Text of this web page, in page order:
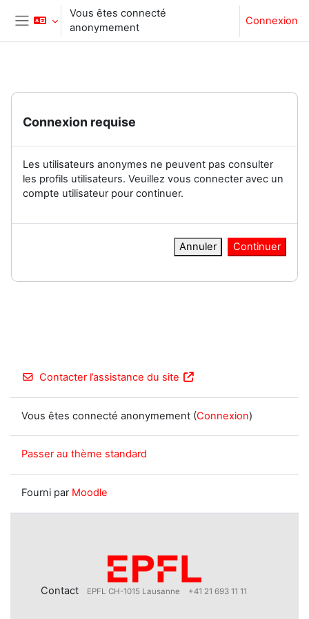
Passer au contenu principal
Panneau latéral
Vous êtes connecté
anonymement
Connexion
Connexion requise
Les utilisateurs anonymes ne peuvent pas consulter
les profils utilisateurs. Veuillez vous connecter avec un
compte utilisateur pour continuer.
Annuler Continuer
Contacter l’assistance du site
Vous êtes connecté anonymement (Connexion)
Passer au thème standard
Fourni par Moodle
Contact EPFL CH-1015 Lausanne +41 21 693 11 11